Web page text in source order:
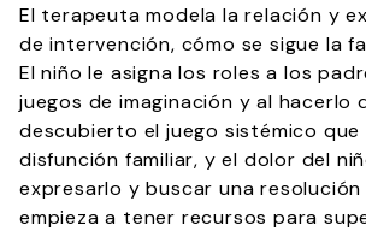
El terapeuta modela la relación y
de intervención, cómo se sigue la
El niño le asigna los roles a los
juegos de imaginación y al hacerlo
descubierto el juego sistémico que
disfunción familiar, y el dolor del
expresarlo y buscar una
empieza a tener recursos para